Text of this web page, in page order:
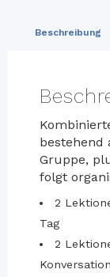
Beschreibung
bestehend
Gruppe,
folgt
2
Tag
2